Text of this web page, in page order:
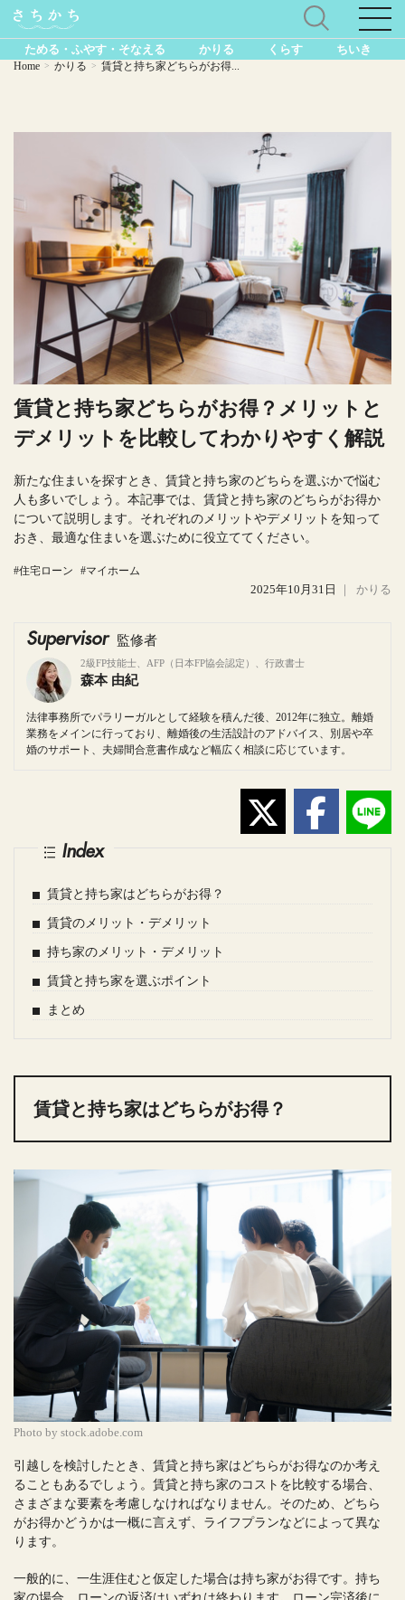
ためる・ふやす・そなえる かりる くらす ちいき
Home > かりる > 賃貸と持ち家どちらがお得...
賃貸と持ち家どちらがお得？メリットと
デメリットを比較してわかりやすく解説
新たな住まいを探すとき、賃貸と持ち家のどちらを選ぶかで悩む
人も多いでしょう。本記事では、賃貸と持ち家のどちらがお得か
について説明します。それぞれのメリットやデメリットを知って
おき、最適な住まいを選ぶために役立ててください。
#住宅ローン #マイホーム
2025年10月31日 ｜ かりる
Supervisor 監修者
2級FP技能士、AFP（日本FP協会認定）、行政書士
森本 由紀
法律事務所でパラリーガルとして経験を積んだ後、2012年に独立。離婚
業務をメインに行っており、離婚後の生活設計のアドバイス、別居や卒
婚のサポート、夫婦間合意書作成など幅広く相談に応じています。
Index
賃貸と持ち家はどちらがお得？
賃貸のメリット・デメリット
持ち家のメリット・デメリット
賃貸と持ち家を選ぶポイント
まとめ
賃貸と持ち家はどちらがお得？
Photo by stock.adobe.com
引越しを検討したとき、賃貸と持ち家はどちらがお得なのか考え
ることもあるでしょう。賃貸と持ち家のコストを比較する場合、
さまざまな要素を考慮しなければなりません。そのため、どちら
がお得かどうかは一概に言えず、ライフプランなどによって異な
ります。
一般的に、一生涯住むと仮定した場合は持ち家がお得です。持ち